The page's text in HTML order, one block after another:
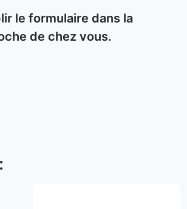
le formulaire dans la
de chez vous.